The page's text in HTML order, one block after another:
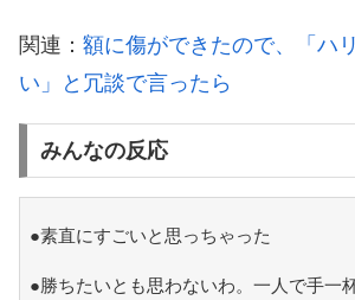
関連： 額に傷ができたので、「ハ
い」と冗談で言ったら
みんなの反応
●素直にすごいと思っちゃった
●勝ちたいとも思わないわ。一人で手一